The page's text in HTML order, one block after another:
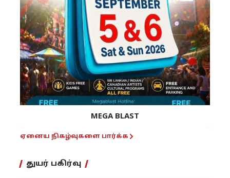
MEGA BLAST
ஏனைய நிகழ்வுகளை பார்க்க
துயர் பகிர்வு